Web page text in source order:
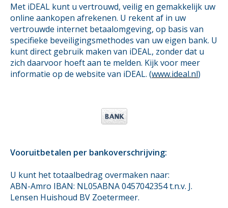
Met iDEAL kunt u vertrouwd, veilig en gemakkelijk uw
online aankopen afrekenen. U rekent af in uw
vertrouwde internet betaalomgeving, op basis van
specifieke beveiligingsmethodes van uw eigen bank. U
kunt direct gebruik maken van iDEAL, zonder dat u
zich daarvoor hoeft aan te melden. Kijk voor meer
informatie op de website van iDEAL. (www.ideal.nl)
Vooruitbetalen per bankoverschrijving:
U kunt het totaalbedrag overmaken naar:
ABN-Amro IBAN: NL05ABNA 0457042354 t.n.v. J.
Lensen Huishoud BV Zoetermeer.